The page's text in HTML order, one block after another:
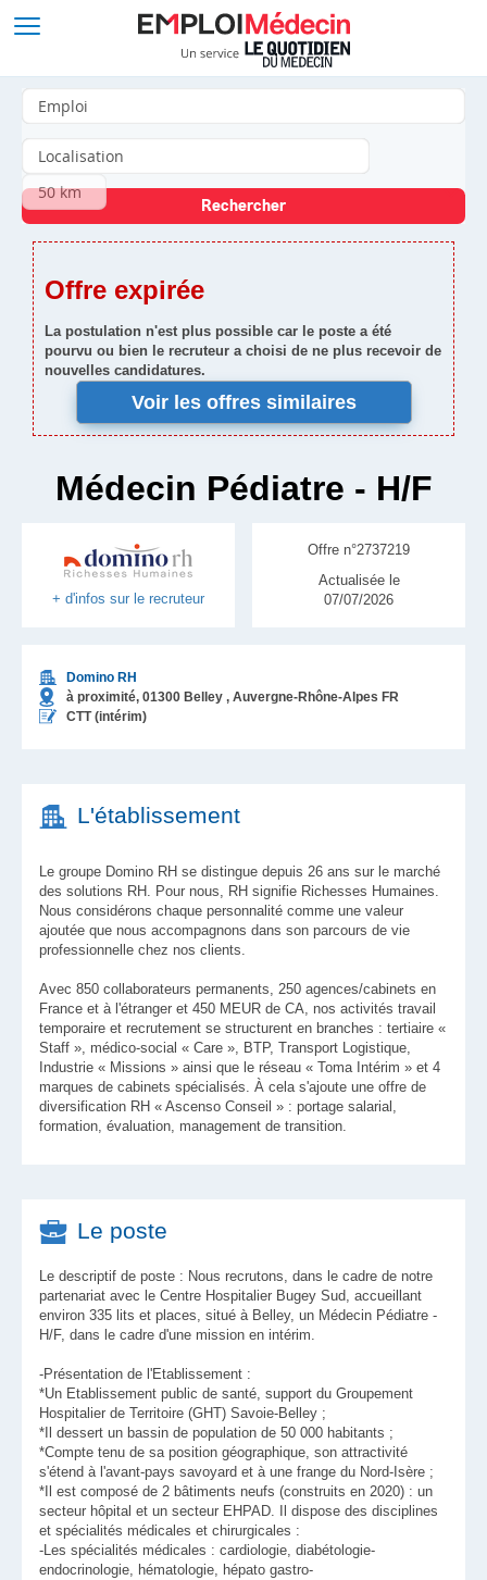
Offre expirée
La postulation n'est plus possible car le poste a été
pourvu ou bien le recruteur a choisi de ne plus recevoir de
nouvelles candidatures.
Voir les offres similaires
Médecin Pédiatre - H/F
+ d'infos sur le recruteur
Domino RH
à proximité, 01300 Belley , Auvergne-Rhône-Alpes FR
CTT (intérim)
Offre n°2737219
Actualisée le
07/07/2026
L'établissement
Le groupe Domino RH se distingue depuis 26 ans sur le marché
des solutions RH. Pour nous, RH signifie Richesses Humaines.
Nous considérons chaque personnalité comme une valeur
ajoutée que nous accompagnons dans son parcours de vie
professionnelle chez nos clients.
Avec 850 collaborateurs permanents, 250 agences/cabinets en
France et à l'étranger et 450 MEUR de CA, nos activités travail
temporaire et recrutement se structurent en branches : tertiaire «
Staff », médico-social « Care », BTP, Transport Logistique,
Industrie « Missions » ainsi que le réseau « Toma Intérim » et 4
marques de cabinets spécialisés. À cela s'ajoute une offre de
diversification RH « Ascenso Conseil » : portage salarial,
formation, évaluation, management de transition.
Le poste
Le descriptif de poste : Nous recrutons, dans le cadre de notre
partenariat avec le Centre Hospitalier Bugey Sud, accueillant
environ 335 lits et places, situé à Belley, un Médecin Pédiatre -
H/F, dans le cadre d'une mission en intérim.
-Présentation de l'Etablissement :
*Un Etablissement public de santé, support du Groupement
Hospitalier de Territoire (GHT) Savoie-Belley ;
*Il dessert un bassin de population de 50 000 habitants ;
*Compte tenu de sa position géographique, son attractivité
s'étend à l'avant-pays savoyard et à une frange du Nord-Isère ;
*Il est composé de 2 bâtiments neufs (construits en 2020) : un
secteur hôpital et un secteur EHPAD. Il dispose des disciplines
et spécialités médicales et chirurgicales :
-Les spécialités médicales : cardiologie, diabétologie-
endocrinologie, hématologie, hépato gastro-